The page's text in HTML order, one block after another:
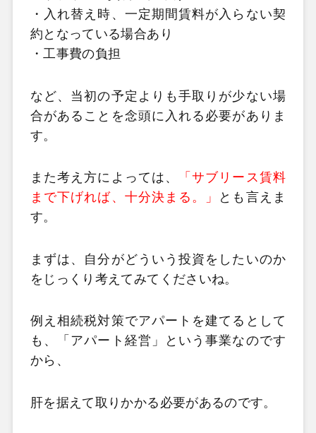
・入れ替え時、一定期間賃料が入らない契
約となっている場合あり
・工事費の負担
など、当初の予定よりも手取りが少ない場
合があることを念頭に入れる必要がありま
す。
また考え方によっては、
「サブリース賃料
まで下げれば、十分決まる。」
とも言えま
す。
まずは、自分がどういう投資をしたいのか
をじっくり考えてみてくださいね。
例え相続税対策でアパートを建てるとして
も、「アパート経営」という事業なのです
から、
肝を据えて取りかかる必要があるのです。